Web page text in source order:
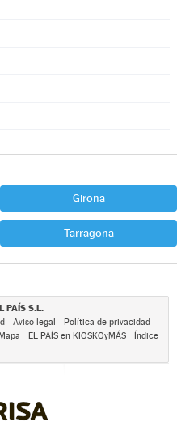
Girona
Tarragona
PAÍS S.L.
Aviso legal
Política de privacidad
EL PAÍS en KIOSKOyMÁS
Índice